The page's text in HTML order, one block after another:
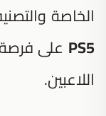
الخاصة
PS5 على
اللاعبين.